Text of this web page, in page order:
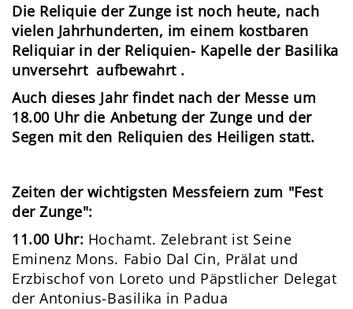
Die Reliquie der Zunge ist noch heute, nach
vielen Jahrhunderten, im einem kostbaren
Reliquiar in der Reliquien- Kapelle der Basilika
unversehrt aufbewahrt .
Auch dieses Jahr findet nach der Messe um
18.00 Uhr die Anbetung der Zunge und der
Segen mit den Reliquien des Heiligen statt.
Zeiten der wichtigsten Messfeiern zum "Fest
der Zunge":
11.00 Uhr: Hochamt. Zelebrant ist Seine
Eminenz Mons. Fabio Dal Cin, Prälat und
Erzbischof von Loreto und Päpstlicher Delegat
der Antonius-Basilika in Padua